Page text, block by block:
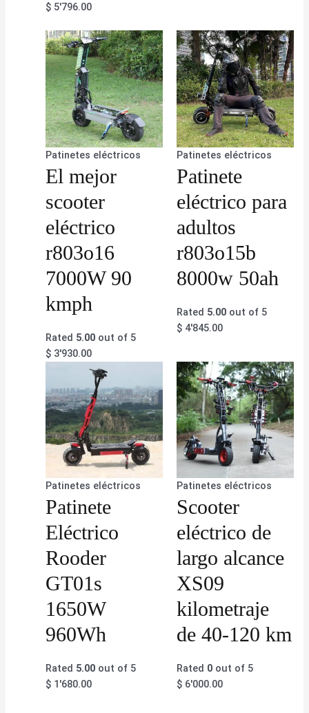
$ 5'796.00
Patinetes eléctricos
El mejor
scooter
eléctrico
r803o16
7000W 90
kmph
Rated 5.00 out of 5
$ 3'930.00
Patinetes eléctricos
Patinete
eléctrico para
adultos
r803o15b
8000w 50ah
Rated 5.00out of 5
$4'845.00
Patinetes eléctricos
Patinete
Eléctrico
Rooder
GT01s
1650W
960Wh
Rated 5.00 out of 5
$ 1'680.00
Patinetes eléctricos
Scooter
eléctrico de
largo alcance
XS09
kilometraje
de 40-120 km
Rated 0out of 5
$6'000.00